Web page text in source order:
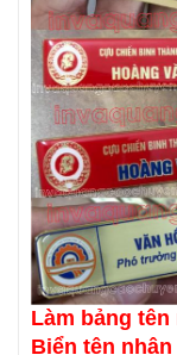
Làm bảng
Biển tên